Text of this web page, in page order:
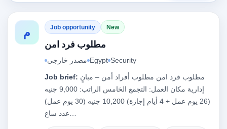
م Job opportunity New
مطلوب فرد امن
مصدر خارجي Egypt Security
Job brief:
إدارية مكان العمل: التجمع الخامس الراتب: 9,000 جنيه
(26 يوم عمل + 4 أيام إجازة) 10,200 جنيه (30 يوم عمل)